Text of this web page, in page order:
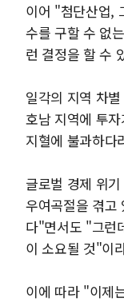
이어 "첨단산업,
수를 구할 수 없
런 결정을 할 수
일각의 지역 차
호남 지역에 투
지혈에 불과하다
글로벌 경제 위
우여곡절을 겪고
다"면서도 "그런
이 소요될 것"이
이에 따라 "이제